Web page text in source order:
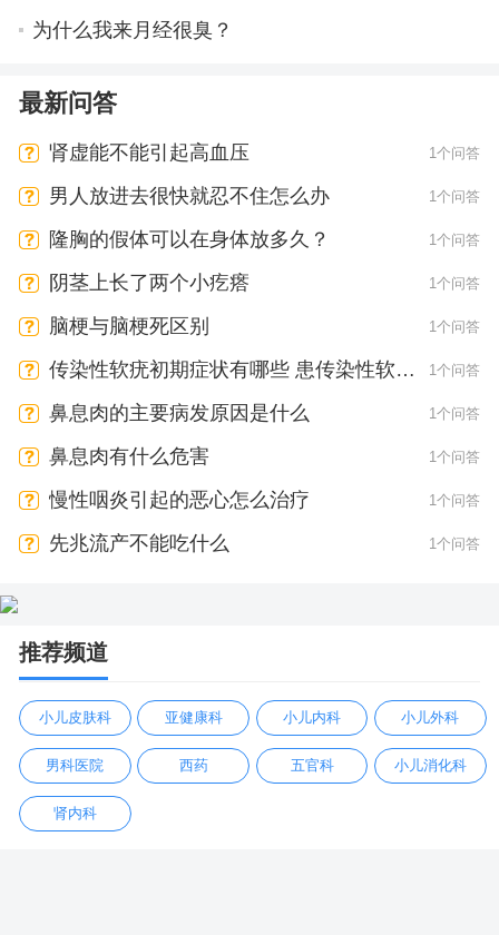
为什么我来月经很臭？
最新问答
肾虚能不能引起高血压 1个问答
男人放进去很快就忍不住怎么办 1个问答
隆胸的假体可以在身体放多久？ 1个问答
阴茎上长了两个小疙瘩 1个问答
脑梗与脑梗死区别 1个问答
传染性软疣初期症状有哪些 患传染性软疣
会有疼痛感吗
1个问答
鼻息肉的主要病发原因是什么 1个问答
鼻息肉有什么危害 1个问答
慢性咽炎引起的恶心怎么治疗 1个问答
先兆流产不能吃什么 1个问答
推荐频道
小儿皮肤科 亚健康科 小儿内科 小儿外科
男科医院 西药 五官科 小儿消化科
肾内科